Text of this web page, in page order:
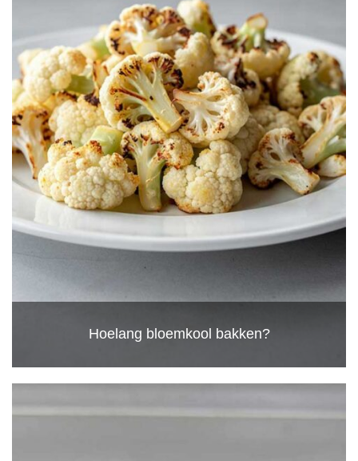
Hoelang bloemkool bakken?